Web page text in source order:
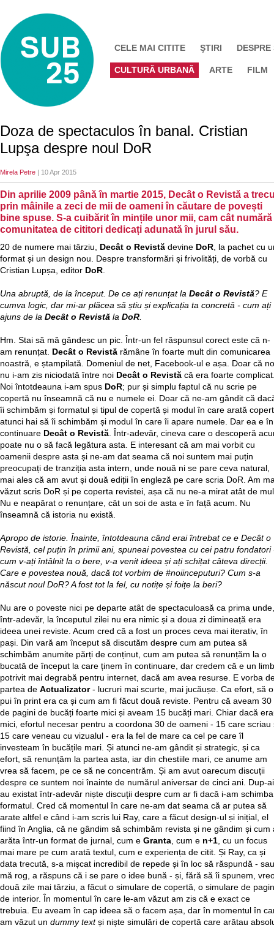
CELE MAI CITITE ŞTIRI DESPRE
CULTURĂ URBANĂ ARTE FILM
Doza de spectaculos în banal. Cristian
Lupşa despre noul DoR
Mirela Petre | 10 Apr 2015
Din aprilie 2009 până în martie 2015, Decât o Revistă a
prin mâinile a zeci de mii de oameni în căutare de povești
bine spuse. S-a cuibărit în mințile unor mii, cam cât numără
comunitatea de cititori dedicați adunată în jurul său.
20 de numere mai târziu, Decât o Revistă devine DoR, la pachet cu
format și un design nou. Despre transformări și frivolități, de vorbă cu
Cristian Lupșa, editor DoR.
Una abruptă, de la început. De ce ați renunțat la Decât o Revistă? E
cumva logic, dar mi-ar plăcea să știu și explicația ta concretă - cum ați
ajuns de la Decât o Revistă la DoR.
Hm. Stai să mă gândesc un pic. Într-un fel răspunsul corect este că n-
am renunțat. Decât o Revistă rămâne în foarte mult din comunicarea
noastră, e ștampilată. Domeniul de net, Facebook-ul e așa. Doar că
nu i-am zis niciodată între noi Decât o Revistă că era foarte
Noi întotdeauna i-am spus DoR; pur și simplu faptul că nu scrie pe
copertă nu înseamnă că nu e numele ei. Doar că ne-am gândit că
îi schimbăm și formatul și tipul de copertă și modul în care arată
atunci hai să îi schimbăm și modul în care îi apare numele. Dar ea e în
continuare Decât o Revistă. Într-adevăr, cineva care o descoperă
poate nu o să facă legătura asta. E interesant că am mai vorbit cu
oamenii despre asta și ne-am dat seama că noi suntem mai puțin
preocupați de tranziția asta intern, unde nouă ni se pare ceva natural,
mai ales că am avut și două ediții în engleză pe care scria DoR. Am
văzut scris DoR și pe coperta revistei, așa că nu ne-a mirat atât de
Nu e neapărat o renunțare, cât un soi de asta e în față acum. Nu
înseamnă că istoria nu există.
Apropo de istorie. Înainte, întotdeauna când erai întrebat ce e Decât o
Revistă, cel puțin în primii ani, spuneai povestea cu cei patru fondatori
cum v-ați întâlnit la o bere, v-a venit ideea și ați schițat câteva direcții.
Care e povestea nouă, dacă tot vorbim de #noiinceputuri? Cum s-a
născut noul DoR? A fost tot la fel, cu notițe și foițe la beri?
Nu are o poveste nici pe departe atât de spectaculoasă ca prima unde,
într-adevăr, la începutul zilei nu era nimic și a doua zi dimineață era
ideea unei reviste. Acum cred că a fost un proces ceva mai iterativ, în
pași. Din vară am început să discutăm despre cum am putea să
schimbăm anumite părți de conținut, cum am putea să renunțăm la o
bucată de început la care ținem în continuare, dar credem că e un
potrivit mai degrabă pentru internet, dacă am avea resurse. E vorba
partea de Actualizator- lucruri mai scurte, mai jucăușe. Ca efort, să o
pui în print era ca și cum am fi făcut două reviste. Pentru că aveam 30
de pagini de bucăți foarte mici și aveam 15 bucăți mari. Chiar dacă
mici, efortul necesar pentru a coordona 30 de oameni - 15 care scriau
15 care veneau cu vizualul - era la fel de mare ca cel pe care îl
investeam în bucățile mari. Și atunci ne-am gândit și strategic, și ca
efort, să renunțăm la partea asta, iar din chestiile mari, ce anume am
vrea să facem, pe ce să ne concentrăm. Și am avut oarecum discuții
despre ce suntem noi înainte de numărul aniversar de cinci ani. Dup-
au existat într-adevăr niște discuții despre cum ar fi dacă i-am schimba
formatul. Cred că momentul în care ne-am dat seama că ar putea să
arate altfel e când i-am scris lui Ray, care a făcut design-ul și inițial, el
fiind în Anglia, că ne gândim să schimbăm revista și ne gândim și cum
arăta într-un format de jurnal, cum e Granta, cum e n+1, cu un focus
mai mare pe cum arată textul, cum e experiența de citit. Și Ray, ca și
data trecută, s-a mișcat incredibil de repede și în loc să răspundă -
mă rog, a răspuns că i se pare o idee bună - și, fără să îi spunem,
două zile mai târziu, a făcut o simulare de copertă, o simulare de
de interior. În momentul în care le-am văzut am zis că e exact ce
trebuia. Eu aveam în cap ideea să o facem așa, dar în momentul în
am văzut un dummy textși niște simulări de copertă care arătau